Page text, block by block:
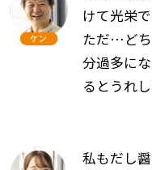
けて光栄で
ただ…どち
分過多に
るとうれ
私もだし